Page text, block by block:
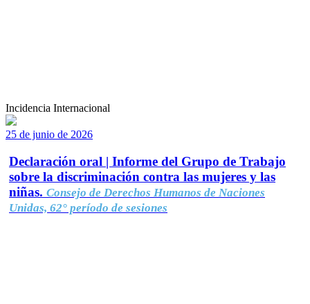
Incidencia Internacional
25 de junio de 2026
Declaración oral | Informe del Grupo de Trabajo
sobre la discriminación contra las mujeres y las
niñas. Consejo de Derechos Humanos de Naciones
Unidas, 62° período de sesiones